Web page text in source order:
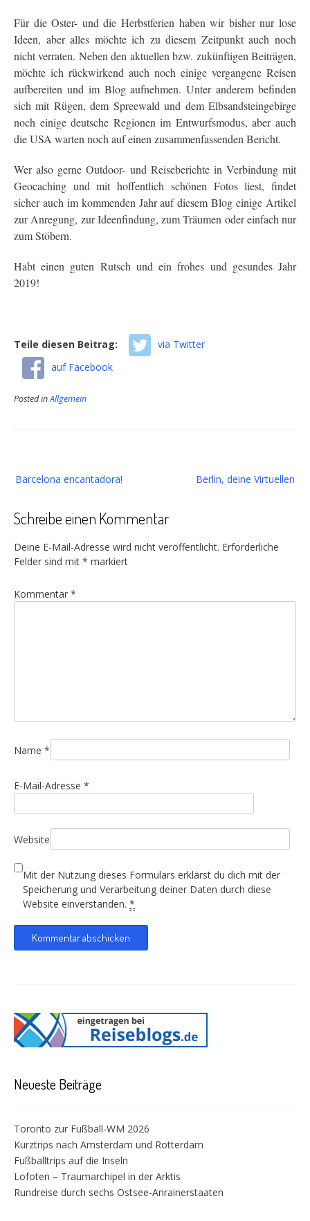
Für die Oster- und die Herbstferien haben wir bisher nur lose
Ideen, aber alles möchte ich zu diesem Zeitpunkt auch noch
nicht verraten. Neben den aktuellen bzw. zukünftigen Beiträgen,
möchte ich rückwirkend auch noch einige vergangene Reisen
aufbereiten und im Blog aufnehmen. Unter anderem befinden
sich mit Rügen, dem Spreewald und dem Elbsandsteingebirge
noch einige deutsche Regionen im Entwurfsmodus, aber auch
die USA warten noch auf einen zusammenfassenden Bericht.
Wer also gerne Outdoor- und Reiseberichte in Verbindung mit
Geocaching und mit hoffentlich schönen Fotos liest, findet
sicher auch im kommenden Jahr auf diesem Blog einige Artikel
zur Anregung, zur Ideenfindung, zum Träumen oder einfach nur
zum Stöbern.
Habt einen guten Rutsch und ein frohes und gesundes Jahr
2019!
Teile diesen Beitrag:
via Twitter
auf Facebook
Posted inAllgemein
Berlin, deine Virtuellen
Barcelona encantadora!
Schreibe einen Kommentar
Deine E-Mail-Adresse wird nicht veröffentlicht. Erforderliche
Felder sind mit * markiert
Kommentar *
Name *
E-Mail-Adresse *
Website
Mit der Nutzung dieses Formulars erklärst du dich mit der
Speicherung und Verarbeitung deiner Daten durch diese
Website einverstanden. *
Neueste Beiträge
Toronto zur Fußball-WM 2026
Kurztrips nach Amsterdam und Rotterdam
Fußballtrips auf die Inseln
Lofoten – Traumarchipel in der Arktis
Rundreise durch sechs Ostsee-Anrainerstaaten